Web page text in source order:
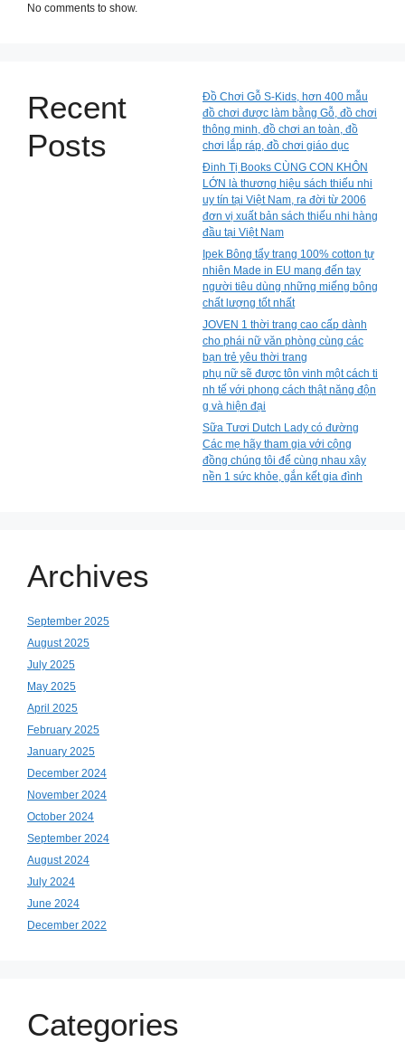
No comments to show.
Recent
Posts
Đồ Chơi Gỗ S-Kids, hơn 400 mẫu
đồ chơi được làm bằng Gỗ, đồ chơi
thông minh, đồ chơi an toàn, đồ
chơi lắp ráp, đồ chơi giáo dục
Đinh Tị Books CÙNG CON KHÔN
LỚN là thương hiệu sách thiếu nhi
uy tín tại Việt Nam, ra đời từ 2006
đơn vị xuất bản sách thiếu nhi hàng
đầu tại Việt Nam
Ipek Bông tẩy trang 100% cotton tự
nhiên Made in EU mang đến tay
người tiêu dùng những miếng bông
chất lượng tốt nhất
JOVEN 1 thời trang cao cấp dành
cho phái nữ văn phòng cùng các
bạn trẻ yêu thời trang
phụ nữ sẽ được tôn vinh một cách ti
nh tế với phong cách thật năng độn
g và hiện đại
Sữa Tươi Dutch Lady có đường
Các mẹ hãy tham gia với cộng
đồng chúng tôi để cùng nhau xây
nền 1 sức khỏe, gắn kết gia đình
Archives
September 2025
August 2025
July 2025
May 2025
April 2025
February 2025
January 2025
December 2024
November 2024
October 2024
September 2024
August 2024
July 2024
June 2024
December 2022
Categories